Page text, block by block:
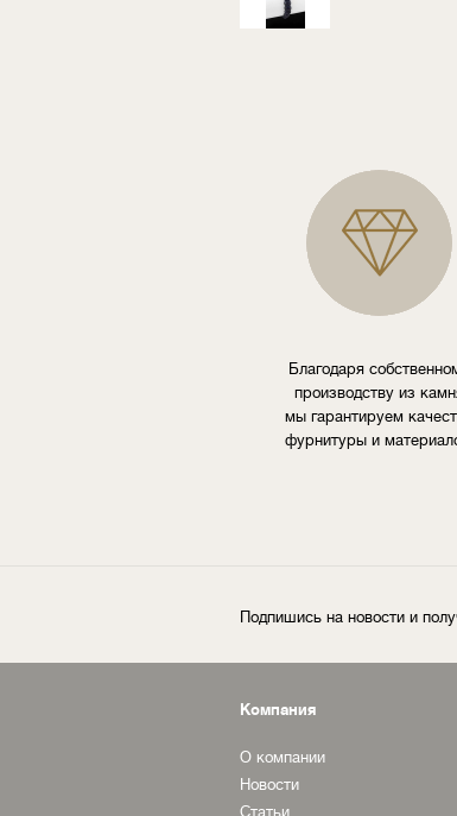
Благодаря
производству из
мы гарантируем
фурнитуры и
Подпишись на новости и
Компания
О компании
Новости
Статьи